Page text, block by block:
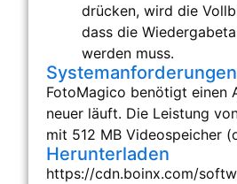
drücken, wird die
dass die
werden muss.
Systemanforderungen
FotoMagico benötigt einen
neuer läuft. Die Leistung
mit 512 MB Videospeicher
Herunterladen
https://cdn.boinx.com/